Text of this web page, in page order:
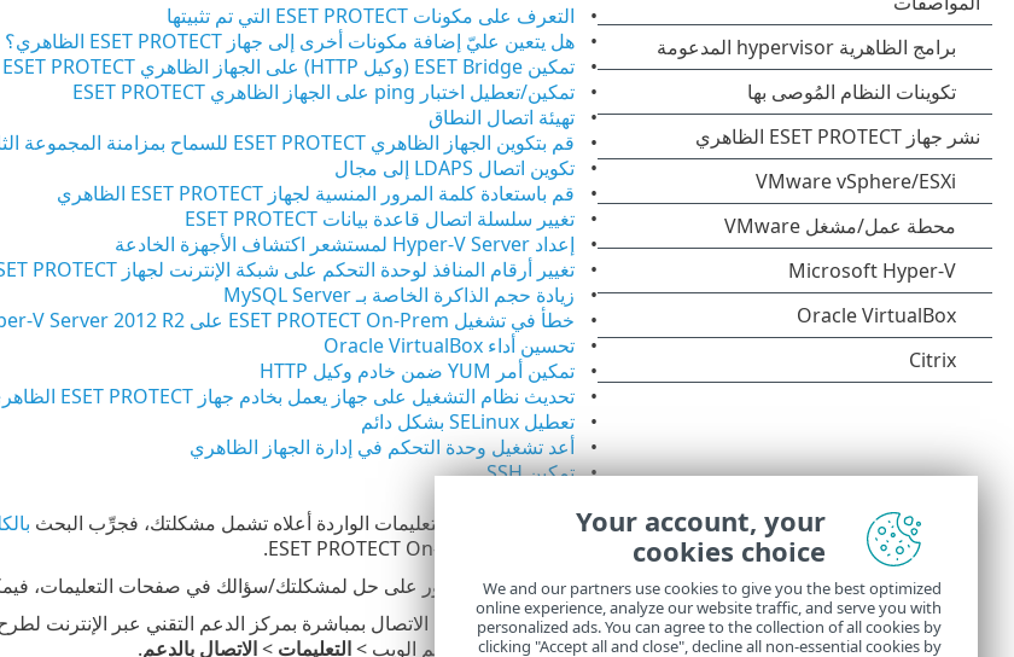
التعرف على مكونات ESET PROTECT التي تم تثبيتها
هل يتعين عليّ إضافة مكونات أخرى إلى جهاز ESET PROTECT الظاهري؟
تمكين ESET Bridge (وكيل HTTP) على الجهاز الظاهري ESET PROTECT
تمكين/تعطيل اختبار ping على الجهاز الظاهري ESET PROTECT
تهيئة اتصال النطاق
قم بتكوين الجهاز الظاهري ESET PROTECT للسماح بمزامنة المجموعة الثابتة عبر LDAP
تكوين اتصال LDAPS إلى مجال
قم باستعادة كلمة المرور المنسية لجهاز ESET PROTECT الظاهري
تغيير سلسلة اتصال قاعدة بيانات ESET PROTECT
إعداد Hyper-V Server لمستشعر اكتشاف الأجهزة الخادعة
تغيير أرقام المنافذ لوحدة التحكم على شبكة الإنترنت لجهاز ESET PROTECT الظاهري
زيادة حجم الذاكرة الخاصة بـ MySQL Server
خطأ في تشغيل ESET PROTECT On-Prem على Hyper-V Server 2012 R2
تحسين أداء Oracle VirtualBox
تمكين أمر YUM ضمن خادم وكيل HTTP
تحديث نظام التشغيل على جهاز يعمل بخادم جهاز ESET PROTECT الظاهري
تعطيل SELinux بشكل دائم
أعد تشغيل وحدة التحكم في إدارة الجهاز الظاهري
تمكين SSH
إذا لم تكن صفحات التعليمات الواردة أعلاه تشمل مشكلتك، فجرِّب البحث
إذا لم تتمكن من العثور على حل لمشكلتك/سؤالك في صفحات التعليمات،
PROTECT وحدة تحكم الويب >
التعليمات >الاتصال بالدعم.
Your account, your
cookies choice
We and our partners use cookies to give you the best optimized
online experience, analyze our website traffic, and serve you with
personalized ads. You can agree to the collection of all cookies by
clicking "Accept all and close", decline all non-essential cookies by